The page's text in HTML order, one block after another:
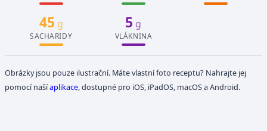
45 g
SACHARIDY
5 g
VLÁKNINA
Obrázky jsou pouze ilustrační. Máte vlastní foto receptu? Nahrajte jej
pomocí našíaplikace, dostupné pro iOS, iPadOS, macOS a Android.